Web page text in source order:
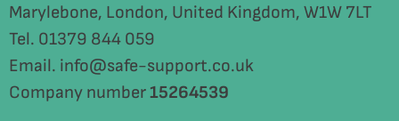
Marylebone, London, United Kingdom, W1W 7LT
Tel. 01379 844 059
Email. info@safe-support.co.uk
Company number15264539